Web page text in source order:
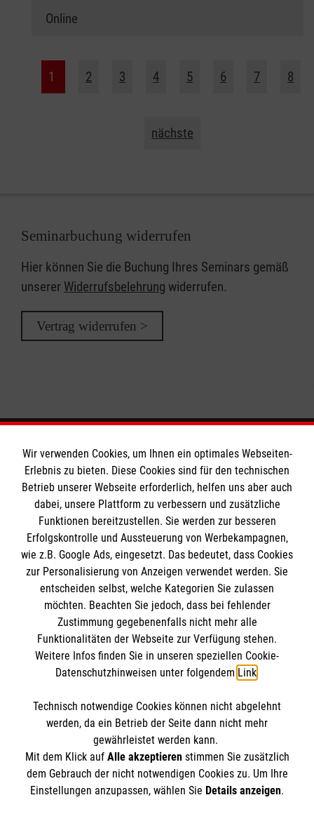
Online
1 2 3 4 5 6 7 8
nächste
Seminarbuchung widerrufen
Hier können Sie die Buchung Ihres Seminars gemäß
unserer Widerrufsbelehrung widerrufen.
Vertrag widerrufen >
Informationen
Impressum
Datenschutz
Kontakt
Barrierefreiheit
Die Malteser
Malteser in Deutschland
Malteserorden
Sharepoint
Spendenkonto
Empfänger: Malteser Hilfsdienst e.V.
IBAN: DE95 3706 0120 1201 2005 19
BIC: GENODED1PA7
So finden Sie uns
Malteser Hilfsdienst e.V. / gemeinnützige GmbH
Regional- und Landesgeschäftsstelle
Der Malteser Hilfsdienst e.V. ist als eingetragene
gemeinnützige Organisation von der Körperschaft- und
Wir verwenden Cookies, um Ihnen ein optimales Webseiten-
Erlebnis zu bieten. Diese Cookies sind für den technischen
Betrieb unserer Webseite erforderlich, helfen uns aber auch
dabei, unsere Plattform zu verbessern und zusätzliche
Funktionen bereitzustellen. Sie werden zur besseren
Erfolgskontrolle und Aussteuerung von Werbekampagnen,
wie z.B. Google Ads, eingesetzt. Das bedeutet, dass Cookies
zur Personalisierung von Anzeigen verwendet werden. Sie
entscheiden selbst, welche Kategorien Sie zulassen
möchten. Beachten Sie jedoch, dass bei fehlender
Zustimmung gegebenenfalls nicht mehr alle
Funktionalitäten der Webseite zur Verfügung stehen.
Weitere Infos finden Sie in unseren speziellen Cookie-
Datenschutzhinweisen unter folgendem Link.
Technisch notwendige Cookies können nicht abgelehnt
werden, da ein Betrieb der Seite dann nicht mehr
gewährleistet werden kann.
Mit dem Klick auf Alle akzeptierenstimmen Sie zusätzlich
dem Gebrauch der nicht notwendigen Cookies zu. Um Ihre
Einstellungen anzupassen, wählen Sie Details anzeigen.